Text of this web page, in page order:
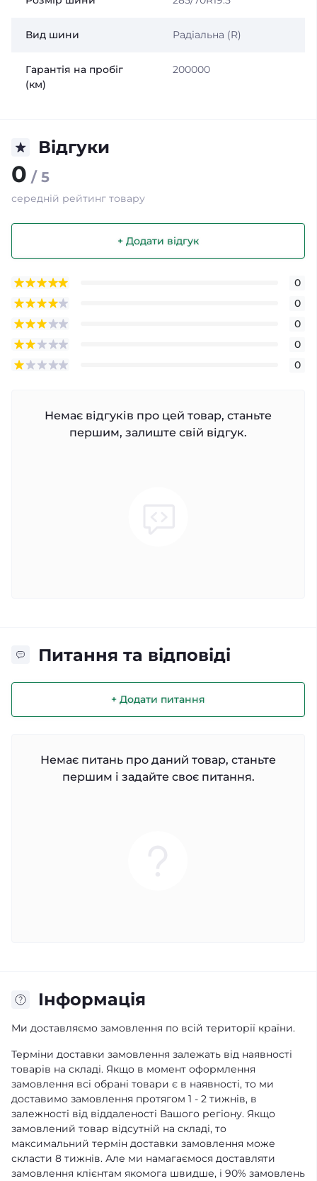
Вид шини Радіальна (R)
Гарантія на пробіг
(км)
200000
Відгуки
0 / 5
середній рейтинг товару
+ Додати відгук
0
0
0
0
0
Немає відгуків про цей товар, станьте
першим, залиште свій відгук.
Питання та відповіді
+ Додати питання
Немає питань про даний товар, станьте
першим і задайте своє питання.
Iнформація
Ми доставляємо замовлення по всій території країни.
Терміни доставки замовлення залежать від наявності
товарів на складі. Якщо в момент оформлення
замовлення всі обрані товари є в наявності, то ми
доставимо замовлення протягом 1 - 2 тижнів, в
залежності від віддаленості Вашого регіону. Якщо
замовлений товар відсутній на складі, то
максимальний термін доставки замовлення може
скласти 8 тижнів. Але ми намагаємося доставляти
замовлення клієнтам якомога швидше, і 90% замовлень